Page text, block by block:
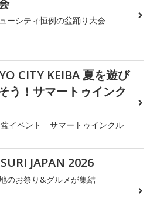
ーシティ恒例の盆踊り大会
CITY KEIBA 夏を遊び
う！サマートゥインク
盆イベント サマートゥインクル
JAPAN 2026
のお祭り&グルメが集結